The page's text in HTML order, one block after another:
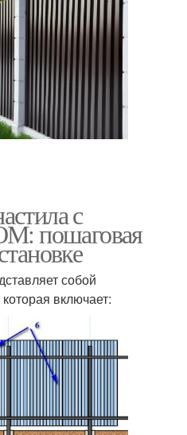
с
пошаговая
собой
включает: